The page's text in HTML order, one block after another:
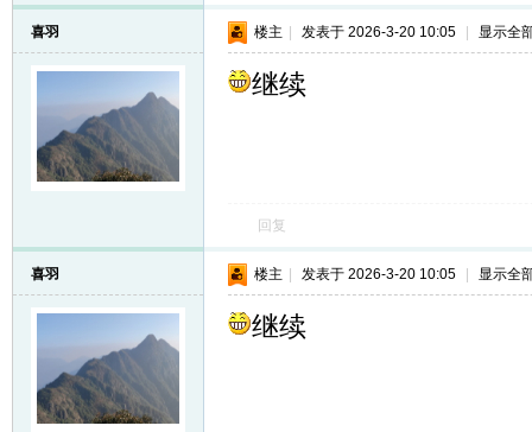
喜羽 楼主 发表于 2026-3-20 10:05 显示全
继续
回复
喜羽 楼主 发表于 2026-3-20 10:05 显示全
继续